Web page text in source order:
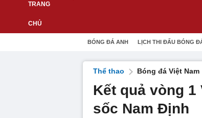
BÓNG ĐÁ ANH LỊCH THI ĐẤU BÓNG
Thể thao Bóng đá Việt Nam
Kết quả vòng 1
sốc Nam Định